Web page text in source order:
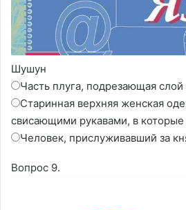
Шушун
Часть плуга, подрезающая слой
Старинная верхняя женская
свисающими рукавами, в которые
Человек, прислуживавший за
Вопрос 9.